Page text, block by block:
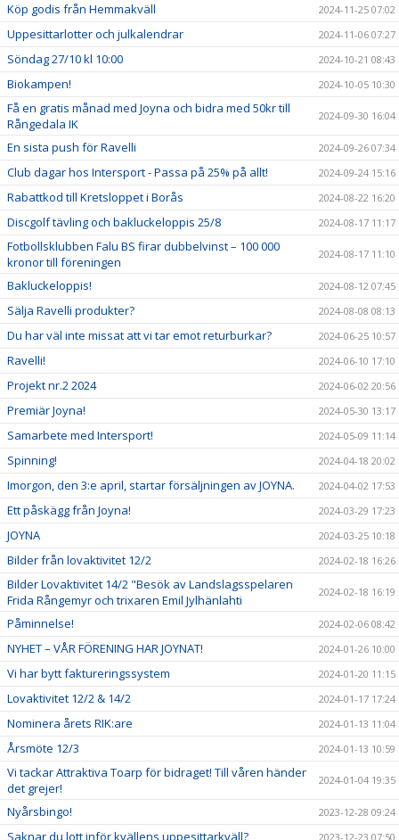
Köp godis från Hemmakväll 2024-11-25 07:02
Uppesittarlotter och julkalendrar 2024-11-06 07:27
Söndag 27/10 kl 10:00 2024-10-21 08:43
Biokampen! 2024-10-05 10:30
Få en gratis månad med Joyna och bidra med 50kr till
Rångedala IK
2024-09-30 16:04
En sista push för Ravelli 2024-09-26 07:34
Club dagar hos Intersport - Passa på 25% på allt! 2024-09-24 15:16
Rabattkod till Kretsloppet i Borås 2024-08-22 16:20
Discgolf tävling och bakluckeloppis 25/8 2024-08-17 11:17
Fotbollsklubben Falu BS firar dubbelvinst – 100 000
kronor till föreningen
2024-08-17 11:10
Bakluckeloppis! 2024-08-12 07:45
Sälja Ravelli produkter? 2024-08-08 08:13
Du har väl inte missat att vi tar emot returburkar? 2024-06-25 10:57
Ravelli! 2024-06-10 17:10
Projekt nr.2 2024 2024-06-02 20:56
Premiär Joyna! 2024-05-30 13:17
Samarbete med Intersport! 2024-05-09 11:14
Spinning! 2024-04-18 20:02
Imorgon, den 3:e april, startar försäljningen av JOYNA. 2024-04-02 17:53
Ett påskägg från Joyna! 2024-03-29 17:23
JOYNA 2024-03-25 10:18
Bilder från lovaktivitet 12/2 2024-02-18 16:26
Bilder Lovaktivitet 14/2 "Besök av Landslagsspelaren
Frida Rångemyr och trixaren Emil Jylhänlahti
2024-02-18 16:19
Påminnelse! 2024-02-06 08:42
NYHET – VÅR FÖRENING HAR JOYNAT! 2024-01-26 10:00
Vi har bytt faktureringssystem 2024-01-20 11:15
Lovaktivitet 12/2 & 14/2 2024-01-17 17:24
Nominera årets RIK:are 2024-01-13 11:04
Årsmöte 12/3 2024-01-13 10:59
Vi tackar Attraktiva Toarp för bidraget! Till våren händer
det grejer!
2024-01-04 19:35
Nyårsbingo! 2023-12-28 09:24
Saknar du lott inför kvällens uppesittarkväll? 2023-12-23 07:50